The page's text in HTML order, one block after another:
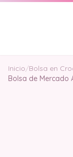
Inicio/Bolsa en
Bolsa de Mercado